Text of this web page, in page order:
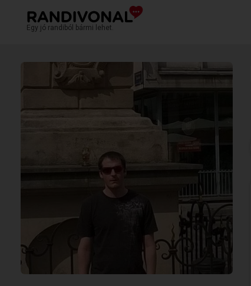
Egy jó randiból bármi lehet.